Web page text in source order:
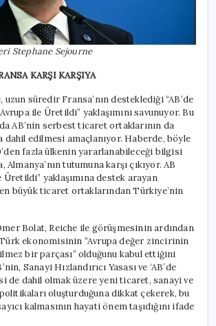
Stephane Sejourne
KARŞI KARŞIYA
uzun süredir Fransa’nın desteklediği “AB’de
ile Üretildi” yaklaşımını savunuyor. Bu
AB’nin serbest ticaret ortaklarının da
dahil edilmesi amaçlanıyor. Haberde, böyle
fazla ülkenin yararlanabileceği bilgisi
Almanya’nın tutumuna karşı çıkıyor. AB
Üretildi” yaklaşımına destek arayan
büyük ticaret ortaklarından Türkiye’nin
Bolat, Reiche ile görüşmesinin ardından
Türk ekonomisinin “Avrupa değer zincirinin
bir parçası” olduğunu kabul ettiğini
Sanayi Hızlandırıcı Yasası ve ‘AB’de
de dahil olmak üzere yeni ticaret, sanayi ve
oluşturduğuna dikkat çekerek, bu
kalmasının hayati önem taşıdığını ifade